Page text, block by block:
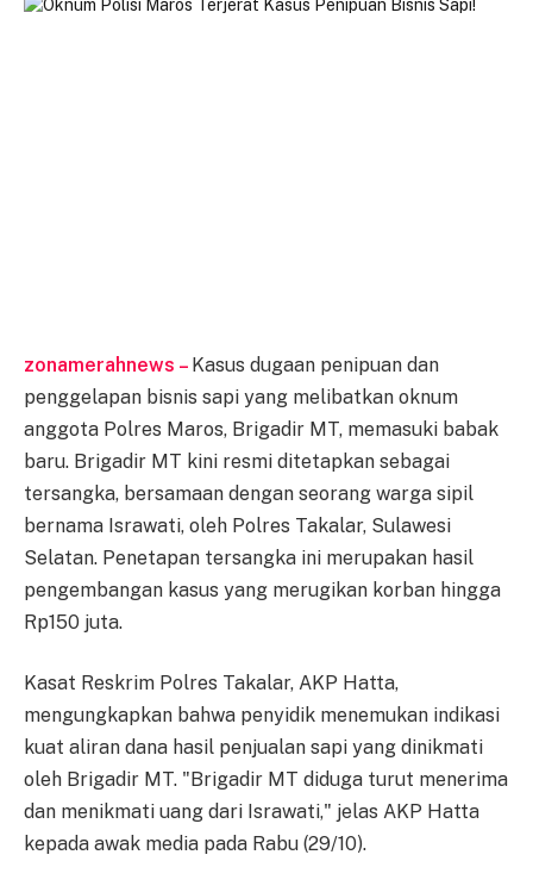
zonamerahnews – Kasus dugaan penipuan dan
penggelapan bisnis sapi yang melibatkan oknum
anggota Polres Maros, Brigadir MT, memasuki babak
baru. Brigadir MT kini resmi ditetapkan sebagai
tersangka, bersamaan dengan seorang warga sipil
bernama Israwati, oleh Polres Takalar, Sulawesi
Selatan. Penetapan tersangka ini merupakan hasil
pengembangan kasus yang merugikan korban hingga
Rp150 juta.
Kasat Reskrim Polres Takalar, AKP Hatta,
mengungkapkan bahwa penyidik menemukan indikasi
kuat aliran dana hasil penjualan sapi yang dinikmati
oleh Brigadir MT. "Brigadir MT diduga turut menerima
dan menikmati uang dari Israwati," jelas AKP Hatta
kepada awak media pada Rabu (29/10).